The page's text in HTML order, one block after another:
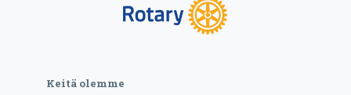
Keitä olemme